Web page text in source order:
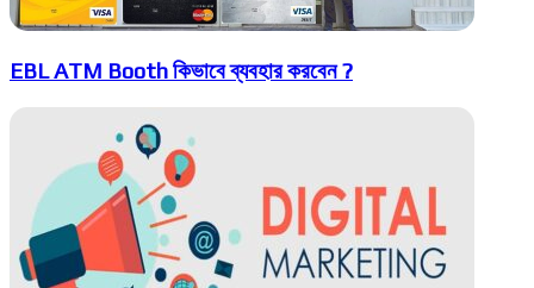
EBL ATM Booth কিভাবে ব্যবহার করবেন ?